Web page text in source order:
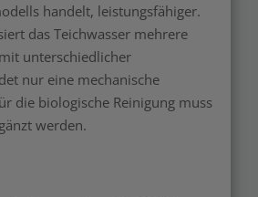
handelt, leistungsfähiger.
das Teichwasser mehrere
unterschiedlicher
nur eine mechanische
die biologische Reinigung muss
werden.